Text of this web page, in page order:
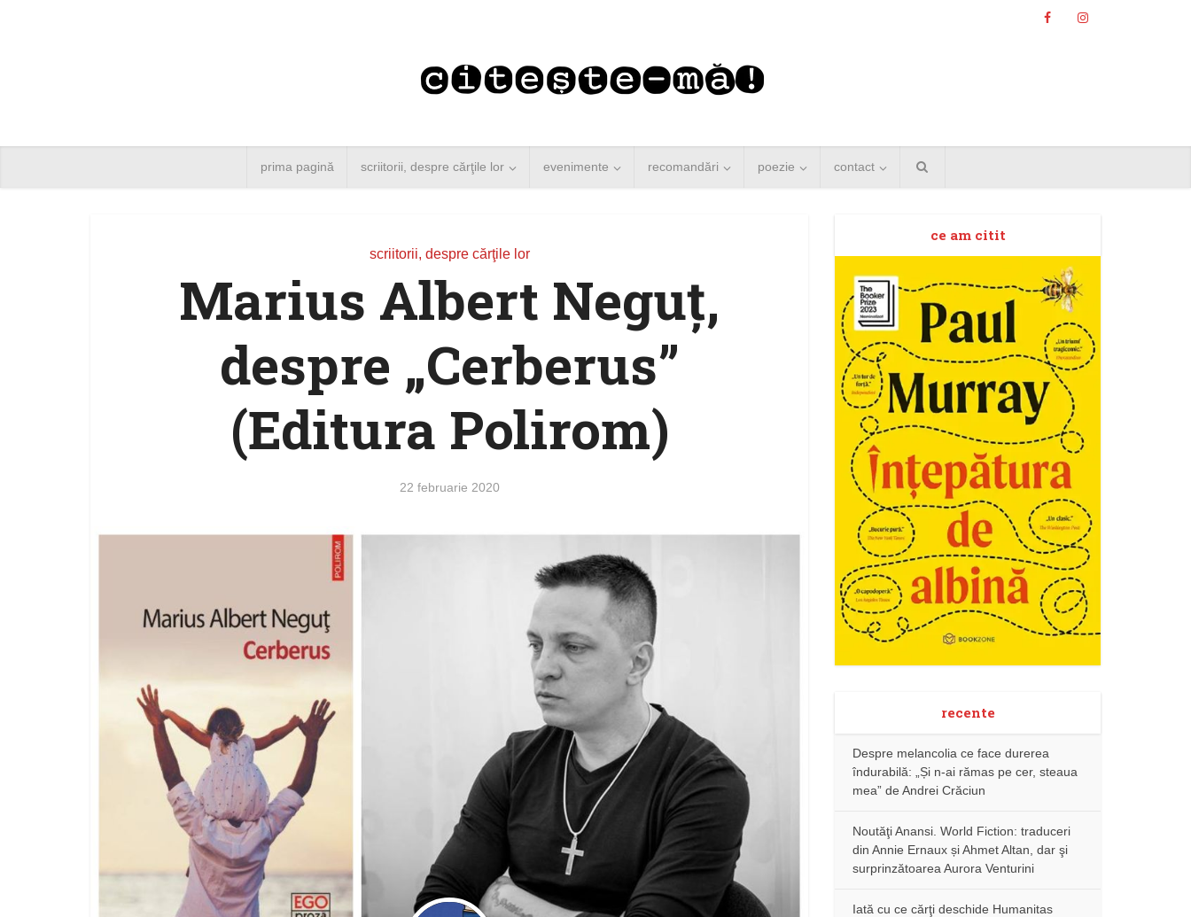
prima pagină scriitorii, despre cărţile lor evenimente recomandări poezie contact
scriitorii, despre cărţile lor
Marius Albert Neguţ,
despre „Cerberus”
(Editura Polirom)
22 februarie 2020
ce am citit
recente
Despre melancolia ce face durerea
îndurabilă: „Și n-ai rămas pe cer, steaua
mea” de Andrei Crăciun
Noutăţi Anansi. World Fiction: traduceri
din Annie Ernaux și Ahmet Altan, dar şi
surprinzătoarea Aurora Venturini
Iată cu ce cărţi deschide Humanitas